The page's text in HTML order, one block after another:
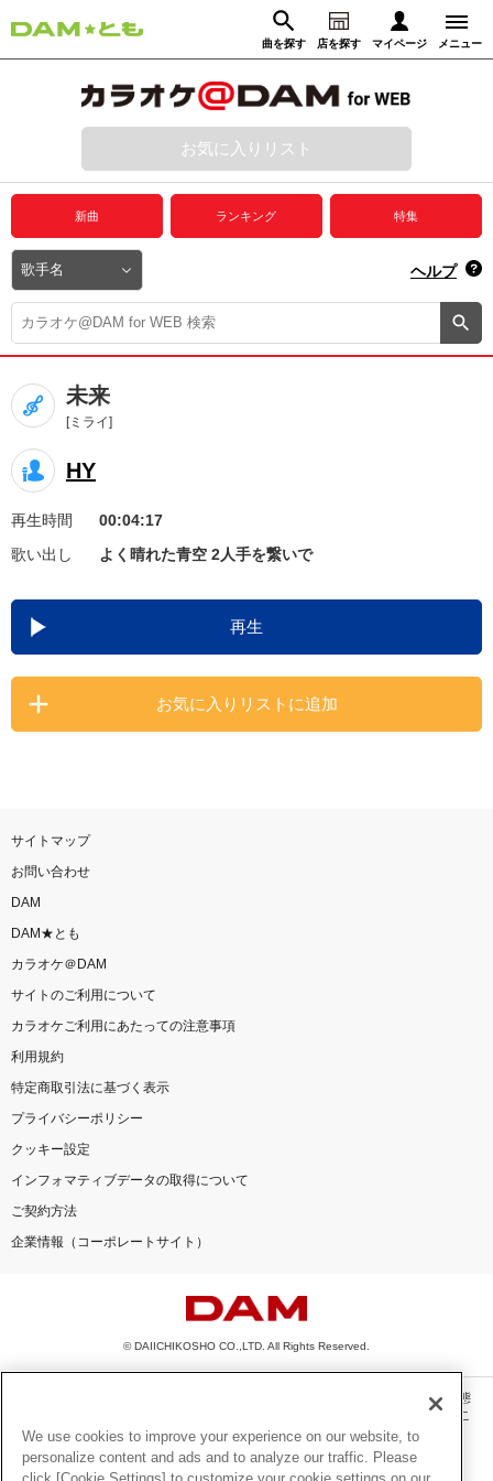
曲を探す 店を探す マイページ メニュー
動画からさがす 録音からさがす
ログイン
プレミアムサービス
DAM★とも動画
DAM★とも録音
カラオケ＠DAM
ユーザー検索
キャンペーン
お知らせ よくあるご質問
DAMの新曲・ランキングなど
カラオケ最新情報をチェック！
お気に入りリスト
新曲 ランキング 特集
ヘルプ
未来
[ミライ]
HY
再生時間
00:04:17
歌い出し
よく晴れた青空 2人手を繋いで
再生
お気に入りリストに追加
サイトマップ
お問い合わせ
DAM
DAM★とも
カラオケ＠DAM
サイトのご利用について
カラオケご利用にあたっての注意事項
利用規約
特定商取引法に基づく表示
プライバシーポリシー
クッキー設定
インフォマティブデータの取得について
ご契約方法
企業情報（コーポレートサイト）
© DAIICHIKOSHO CO.,LTD. All Rights Reserved.
このサイトに掲載されている一切の文章・画像・写真・動画・音声等を、手段や形態
を問わず、著作権法の定める範囲を超えて無断で複製、転載、ファイル化などするこ
とを禁じます。
楽曲及びコンテンツは、機種によりご利用いただけない場合があります。
We use cookies to improve your experience on our website, to
personalize content and ads and to analyze our traffic. Please